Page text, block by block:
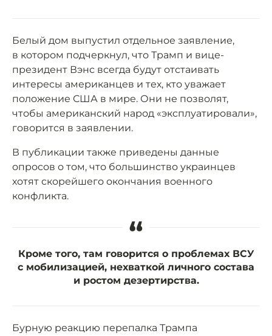
Белый дом выпустил отдельное заявление,
в котором подчеркнул, что Трамп и вице-
президент Вэнс всегда будут отстаивать
интересы американцев и тех, кто уважает
положение США в мире. Они не позволят,
чтобы американский народ «эксплуатировали»,
говорится в заявлении.
В публикации также приведены данные
опросов о том, что большинство украинцев
хотят скорейшего окончания военного
конфликта.
“
Кроме того, там говорится о проблемах ВСУ
с мобилизацией, нехваткой личного состава
и ростом дезертирства.
Бурную реакцию перепалка Трампа